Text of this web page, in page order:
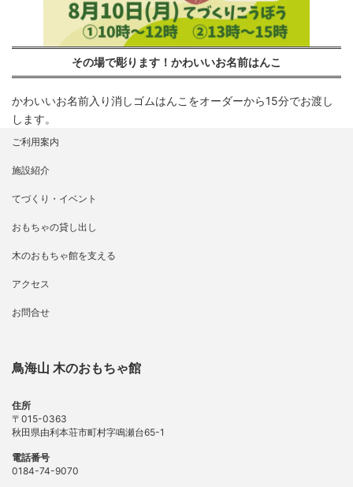
その場で彫ります！かわいいお名前はんこ
かわいいお名前入り消しゴムはんこをオーダーから15分でお渡し
します。
ご利用案内
施設紹介
てづくり・イベント
おもちゃの貸し出し
木のおもちゃ館を支える
アクセス
お問合せ
鳥海山 木のおもちゃ館
住所
〒015-0363
秋田県由利本荘市町村字鳴瀬台65-1
電話番号
0184-74-9070